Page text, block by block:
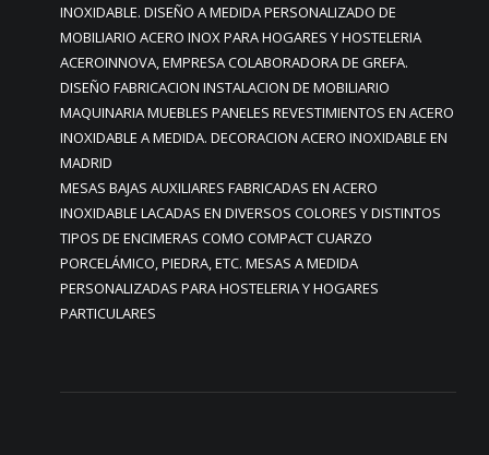
INOXIDABLE. DISEÑO A MEDIDA PERSONALIZADO DE
MOBILIARIO ACERO INOX PARA HOGARES Y HOSTELERIA
ACEROINNOVA, EMPRESA COLABORADORA DE GREFA.
DISEÑO FABRICACION INSTALACION DE MOBILIARIO
MAQUINARIA MUEBLES PANELES REVESTIMIENTOS EN ACERO
INOXIDABLE A MEDIDA. DECORACION ACERO INOXIDABLE EN
MADRID
MESAS BAJAS AUXILIARES FABRICADAS EN ACERO
INOXIDABLE LACADAS EN DIVERSOS COLORES Y DISTINTOS
TIPOS DE ENCIMERAS COMO COMPACT CUARZO
PORCELÁMICO, PIEDRA, ETC. MESAS A MEDIDA
PERSONALIZADAS PARA HOSTELERIA Y HOGARES
PARTICULARES